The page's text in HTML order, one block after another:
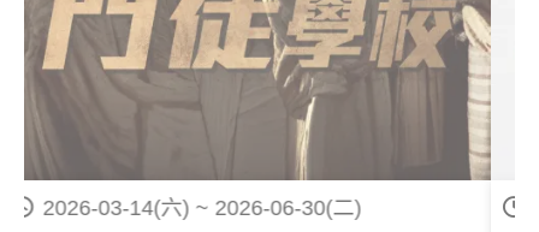
2026-03-14(六) ~ 2026-06-30(二)